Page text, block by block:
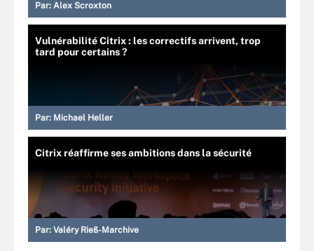
Par: Alex Scroxton
Vulnérabilité Citrix : les correctifs arrivent, trop
tard pour certains ?
Par: Michael Heller
Citrix réaffirme ses ambitions dans la sécurité
Par: Valéry Rieß-Marchive